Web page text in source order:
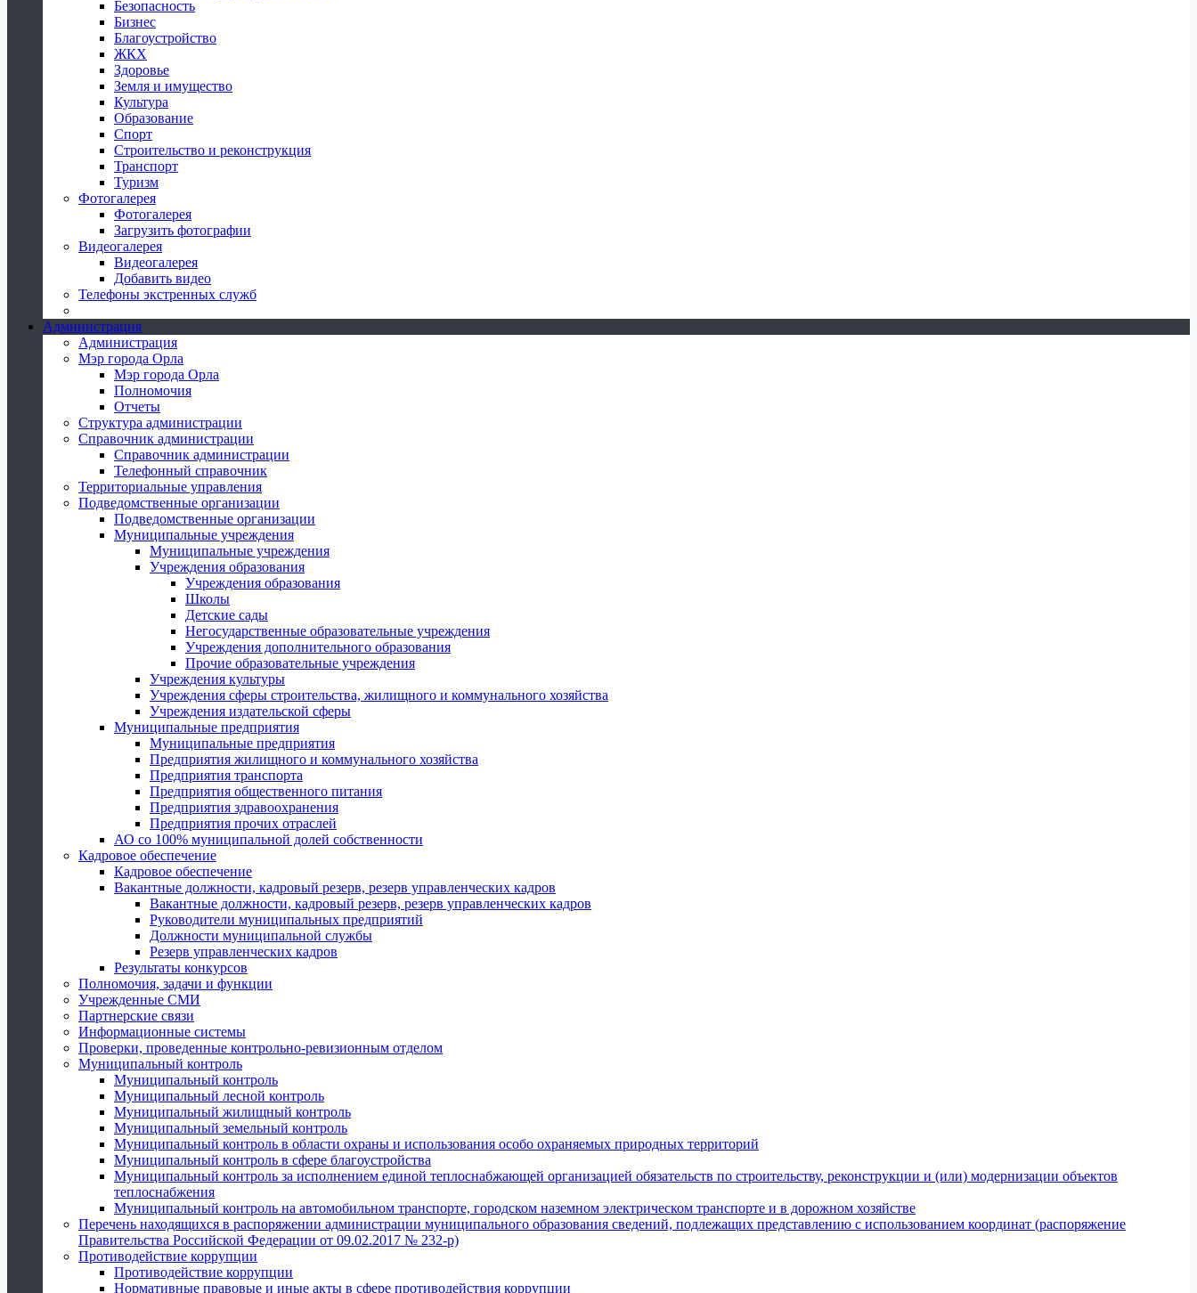
Безопасность
Бизнес
Благоустройство
ЖКХ
Здоровье
Земля и имущество
Культура
Образование
Спорт
Строительство и реконструкция
Транспорт
Туризм
Фотогалерея
Фотогалерея
Загрузить фотографии
Видеогалерея
Видеогалерея
Добавить видео
Телефоны экстренных служб
Администрация
Администрация
Мэр города Орла
Мэр города Орла
Полномочия
Отчеты
Структура администрации
Справочник администрации
Справочник администрации
Телефонный справочник
Территориальные управления
Подведомственные организации
Подведомственные организации
Муниципальные учреждения
Муниципальные учреждения
Учреждения образования
Учреждения образования
Школы
Детские сады
Негосударственные образовательные учреждения
Учреждения дополнительного образования
Прочие образовательные учреждения
Учреждения культуры
Учреждения сферы строительства, жилищного и коммунального хозяйства
Учреждения издательской сферы
Муниципальные предприятия
Муниципальные предприятия
Предприятия жилищного и коммунального хозяйства
Предприятия транспорта
Предприятия общественного питания
Предприятия здравоохранения
Предприятия прочих отраслей
АО со 100% муниципальной долей собственности
Кадровое обеспечение
Кадровое обеспечение
Вакантные должности, кадровый резерв, резерв управленческих кадров
Вакантные должности, кадровый резерв, резерв управленческих кадров
Руководители муниципальных предприятий
Должности муниципальной службы
Резерв управленческих кадров
Результаты конкурсов
Полномочия, задачи и функции
Учрежденные СМИ
Партнерские связи
Информационные системы
Проверки, проведенные контрольно-ревизионным отделом
Муниципальный контроль
Муниципальный контроль
Муниципальный лесной контроль
Муниципальный жилищный контроль
Муниципальный земельный контроль
Муниципальный контроль в области охраны и использования особо охраняемых природных территорий
Муниципальный контроль в сфере благоустройства
Муниципальный контроль за исполнением единой теплоснабжающей организацией обязательств по строительству, реконструкции и (или) модернизации объектов
теплоснабжения
Муниципальный контроль на автомобильном транспорте, городском наземном электрическом транспорте и в дорожном хозяйстве
Перечень находящихся в распоряжении администрации муниципального образования сведений, подлежащих представлению с использованием координат (распоряжение
Правительства Российской Федерации от 09.02.2017 № 232-р)
Противодействие коррупции
Противодействие коррупции
Нормативные правовые и иные акты в сфере противодействия коррупции